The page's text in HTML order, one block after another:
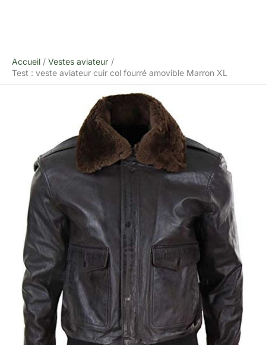
Accueil
Vestes aviateur
Test : veste aviateur cuir col fourré amovible Marron XL